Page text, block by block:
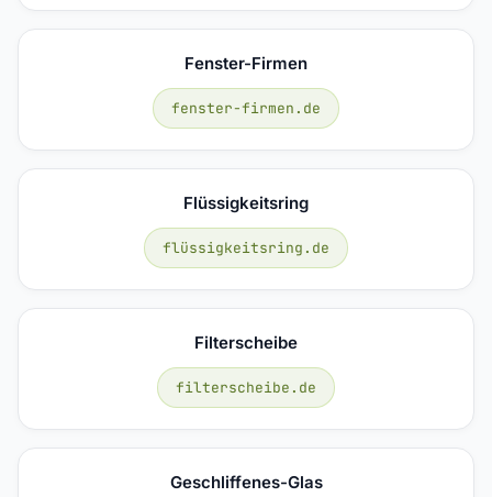
Fenster-Firmen
fenster-firmen.de
Flüssigkeitsring
flüssigkeitsring.de
Filterscheibe
filterscheibe.de
Geschliffenes-Glas